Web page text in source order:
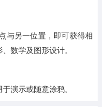
与另一位置，即可获得相
数学及图形设计。
演示或随意涂鸦。